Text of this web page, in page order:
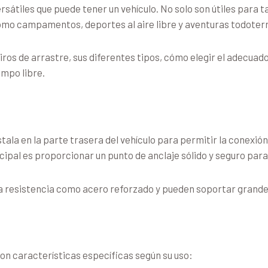
que puede tener un vehículo. No solo son útiles
campamentos, deportes al aire libre y aventuras
de arrastre, sus diferentes tipos, cómo elegir el
libre.
en la parte trasera del vehículo para permitir la
es proporcionar un punto de anclaje sólido y seguro
como acero reforzado y pueden soportar
características específicas según su uso: